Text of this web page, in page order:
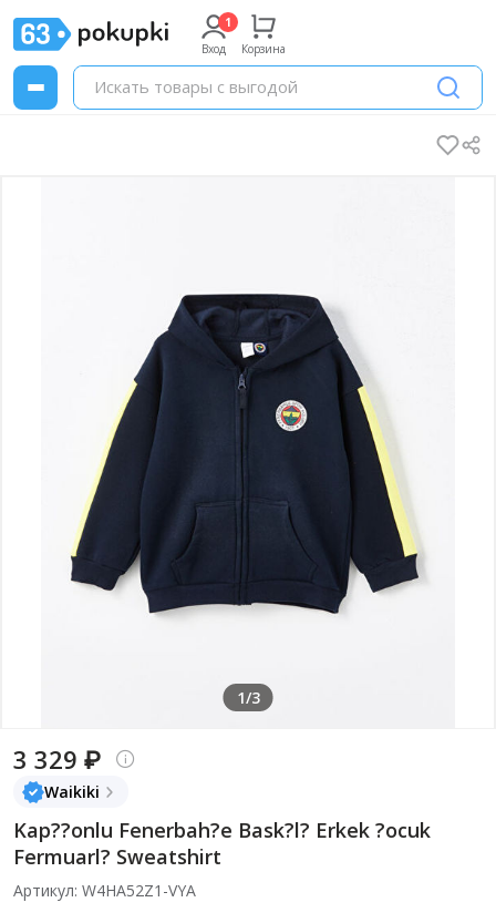
Вход Корзина
1/3
3 329 ₽
Waikiki
Kap??onlu Fenerbah?e Bask?l? Erkek ?ocuk
Fermuarl? Sweatshirt
Артикул: W4HA52Z1-VYA